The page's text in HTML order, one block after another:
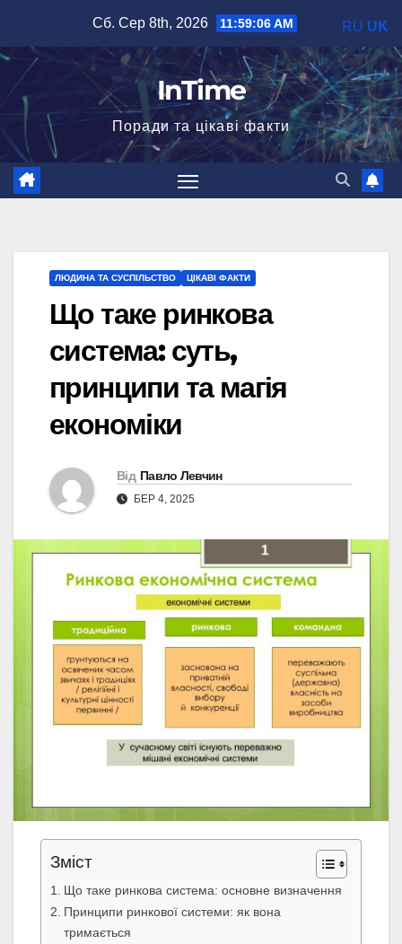
вмісту
Сб. Сер 8th, 2026 11:59:07 AM
InTime
Поради та цікаві факти
ЛЮДИНА ТА СУСПІЛЬСТВО ЦІКАВІ ФАКТИ
Що таке ринкова
система: суть,
принципи та магія
економіки
Від Павло Левчин
БЕР 4, 2025
Зміст
Що таке ринкова система: основне визначення
Принципи ринкової системи: як вона
тримається
RU UK